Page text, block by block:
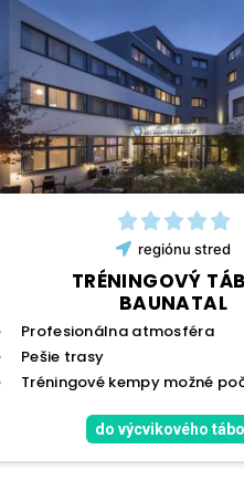
regiónu stred
TRÉNINGOVÝ
BAUNATAL
Profesionálna atmosféra
Pešie trasy
Tréningové kempy možné
do výcvikového